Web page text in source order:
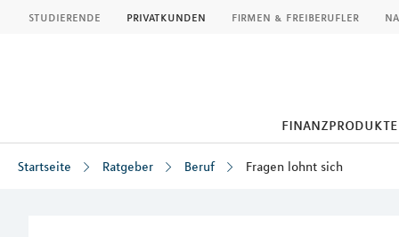
studierende privatkunden firmen & freiberufler
finanzprodukte
Startseite Ratgeber Beruf Fragen lohnt sich